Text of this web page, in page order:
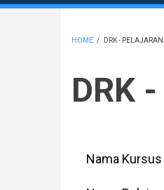
HOME / DRK -
DRK
Nama Kursus